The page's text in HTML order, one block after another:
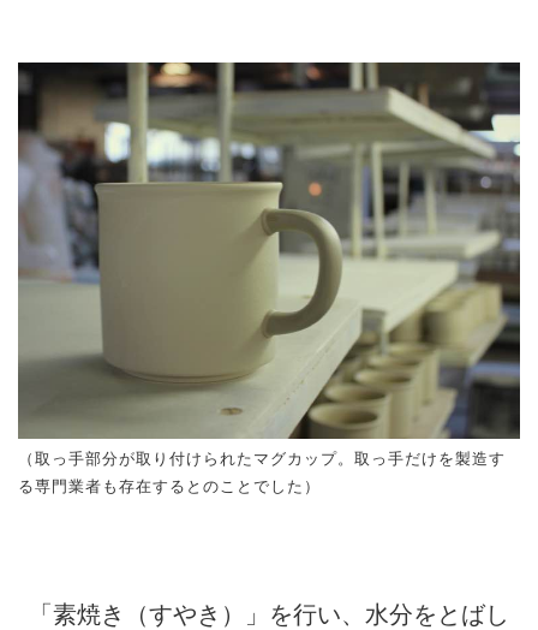
（取っ手部分が取り付けられたマグカップ。取っ手だけを製造す
る専門業者も存在するとのことでした）
「素焼き（すやき）」を行い、水分をとばし